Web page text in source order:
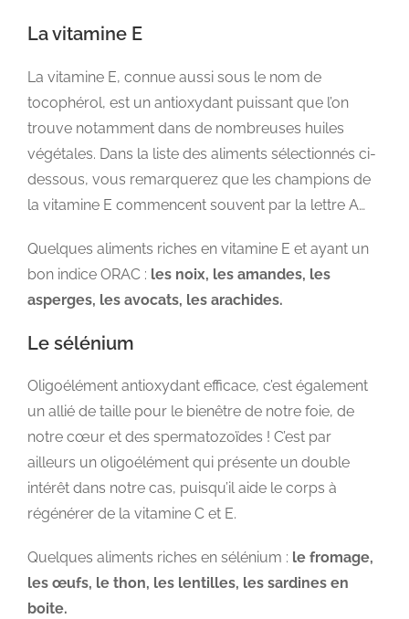
La vitamine E
La vitamine E, connue aussi sous le nom de
tocophérol, est un antioxydant puissant que l’on
trouve notamment dans de nombreuses huiles
végétales. Dans la liste des aliments sélectionnés ci-
dessous, vous remarquerez que les champions de
la vitamine E commencent souvent par la lettre A…
Quelques aliments riches en vitamine E et ayant un
bon indice ORAC : les noix, les amandes, les
asperges, les avocats, les arachides.
Le sélénium
Oligoélément antioxydant efficace, c’est également
un allié de taille pour le bienêtre de notre foie, de
notre cœur et des spermatozoïdes ! C’est par
ailleurs un oligoélément qui présente un double
intérêt dans notre cas, puisqu’il aide le corps à
régénérer de la vitamine C et E.
Quelques aliments riches en sélénium : le fromage,
les œufs, le thon, les lentilles, les sardines en
boite.